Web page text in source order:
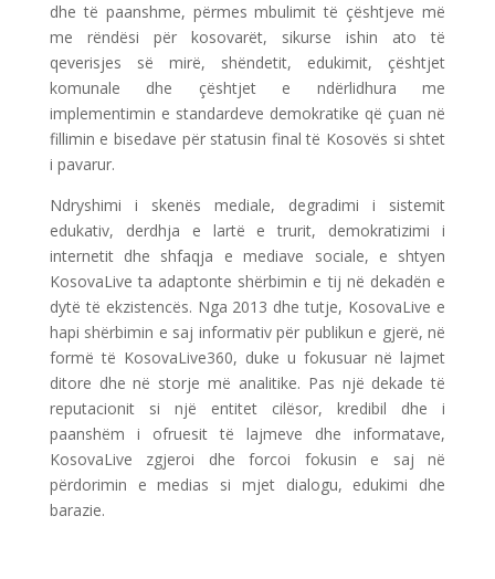
dhe të paanshme, përmes mbulimit të çështjeve më
me rëndësi për kosovarët, sikurse ishin ato të
qeverisjes së mirë, shëndetit, edukimit, çështjet
komunale dhe çështjet e ndërlidhura me
implementimin e standardeve demokratike që çuan në
fillimin e bisedave për statusin final të Kosovës si shtet
i pavarur.
Ndryshimi i skenës mediale, degradimi i sistemit
edukativ, derdhja e lartë e trurit, demokratizimi i
internetit dhe shfaqja e mediave sociale, e shtyen
KosovaLive ta adaptonte shërbimin e tij në dekadën e
dytë të ekzistencës. Nga 2013 dhe tutje, KosovaLive e
hapi shërbimin e saj informativ për publikun e gjerë, në
formë të KosovaLive360, duke u fokusuar në lajmet
ditore dhe në storje më analitike. Pas një dekade të
reputacionit si një entitet cilësor, kredibil dhe i
paanshëm i ofruesit të lajmeve dhe informatave,
KosovaLive zgjeroi dhe forcoi fokusin e saj në
përdorimin e medias si mjet dialogu, edukimi dhe
barazie.